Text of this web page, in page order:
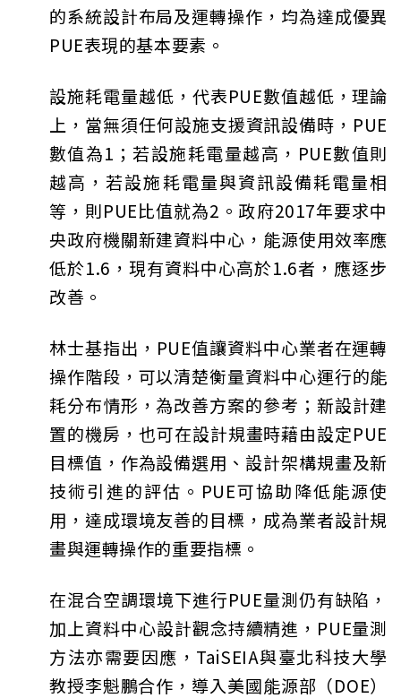
的系統設計布局及運轉操作，均為達成優異
PUE表現的基本要素。
設施耗電量越低，代表PUE數值越低，理論
上，當無須任何設施支援資訊設備時，PUE
數值為1；若設施耗電量越高，PUE數值則
越高，若設施耗電量與資訊設備耗電量相
等，則PUE比值就為2。政府2017年要求中
央政府機關新建資料中心，能源使用效率應
低於1.6，現有資料中心高於1.6者，應逐步
改善。
林士基指出，PUE值讓資料中心業者在運轉
操作階段，可以清楚衡量資料中心運行的能
耗分布情形，為改善方案的參考；新設計建
置的機房，也可在設計規畫時藉由設定PUE
目標值，作為設備選用、設計架構規畫及新
技術引進的評估。PUE可協助降低能源使
用，達成環境友善的目標，成為業者設計規
畫與運轉操作的重要指標。
在混合空調環境下進行PUE量測仍有缺陷，
加上資料中心設計觀念持續精進，PUE量測
方法亦需要因應，TaiSEIA與臺北科技大學
教授李魁鵬合作，導入美國能源部（DOE）